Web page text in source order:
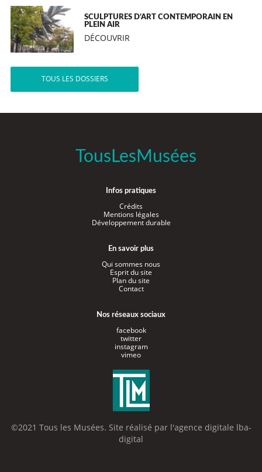
SCULPTURES D’ART CONTEMPORAIN EN
PLEIN AIR
DÉCOUVRIR
TOUS LES DOSSIERS
TousLesMusées
Infos pratiques
Crédits
Mentions légales
Développement durable
En savoir plus
Qui sommes nous
Esprit du site
Plan du site
Contact
Nos réseaux sociaux
facebook
twitter
instagram
vimeo
©2021 Tous les Musées. Site réalisé par l'agence digitale lba-
digital